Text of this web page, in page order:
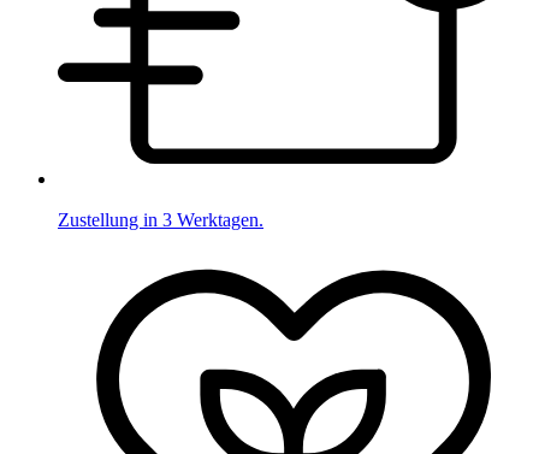
Zustellung in 3 Werktagen.